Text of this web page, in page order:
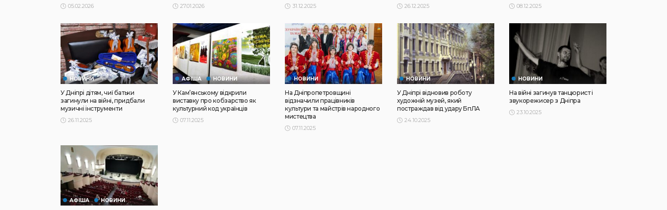
05.02.2026 27.01.2026 31.12.2025 26.12.2025 08.12.2025
НОВИНИ
У Дніпрі дітям, чиї батьки
загинули на війні, придбали
музичні інструменти
26.11.2025
АФІША НОВИНИ
У Кам’янському відкрили
виставку про кобзарство як
культурний код українців
07.11.2025
НОВИНИ
На Дніпропетровщині
відзначили працівників
культури та майстрів народного
мистецтва
07.11.2025
НОВИНИ
У Дніпрі відновив роботу
художній музей, який
постраждав від удару БпЛА
24.10.2025
НОВИНИ
На війні загинув танцюрист і
звукорежисер з Дніпра
23.10.2025
АФІША НОВИНИ